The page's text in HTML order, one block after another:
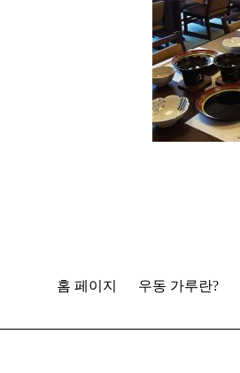
홈 페이지 우동 가루란?